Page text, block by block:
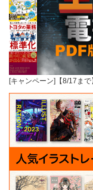
[キャンペーン]【8/17ま